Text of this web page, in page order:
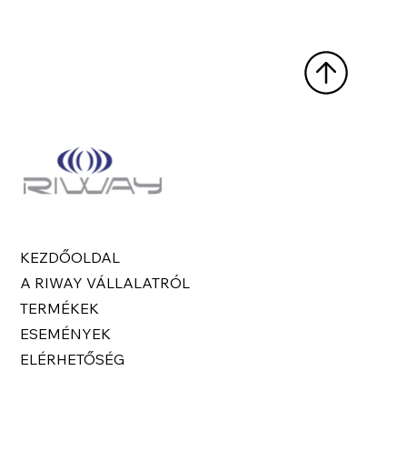
KEZDŐOLDAL
A RIWAY VÁLLALATRÓL
TERMÉKEK
ESEMÉNYEK
ELÉRHETŐSÉG